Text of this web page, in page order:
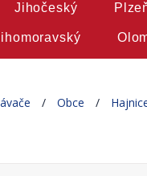
Jihočeský
Obce